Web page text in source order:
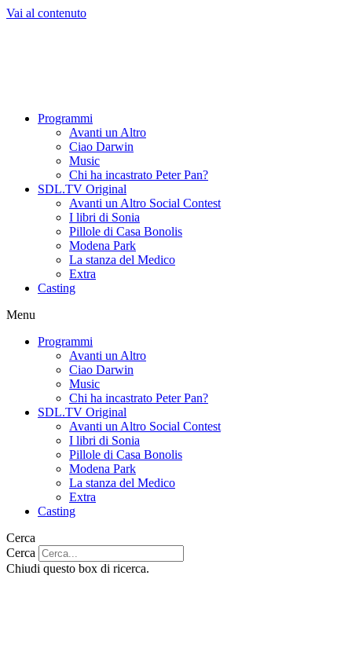
Vai al contenuto
Programmi
Avanti un Altro
Ciao Darwin
Music
Chi ha incastrato Peter Pan?
SDL.TV Original
Avanti un Altro Social Contest
I libri di Sonia
Pillole di Casa Bonolis
Modena Park
La stanza del Medico
Extra
Casting
Menu
Programmi
Avanti un Altro
Ciao Darwin
Music
Chi ha incastrato Peter Pan?
SDL.TV Original
Avanti un Altro Social Contest
I libri di Sonia
Pillole di Casa Bonolis
Modena Park
La stanza del Medico
Extra
Casting
Cerca
Cerca
Chiudi questo box di ricerca.